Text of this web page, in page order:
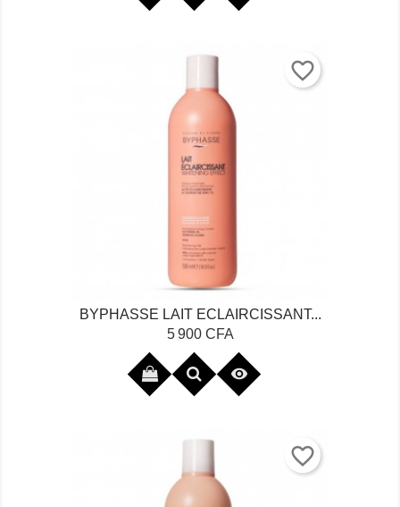
favorite_border
BYPHASSE LAIT ECLAIRCISSANT...
Prix
5 900 CFA

favorite_border